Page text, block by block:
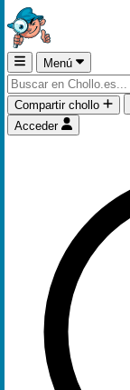
Menú
Compartir chollo
Acceder